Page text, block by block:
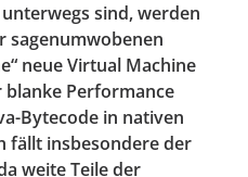
sind, werden
sagenumwobenen
neue Virtual Machine
Performance
Bytecode in nativen
fällt insbesondere der
weite Teile der